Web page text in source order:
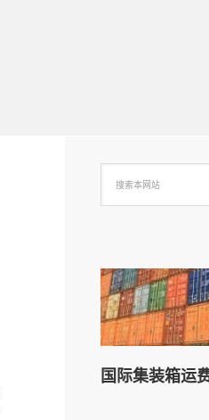
国际集装箱运